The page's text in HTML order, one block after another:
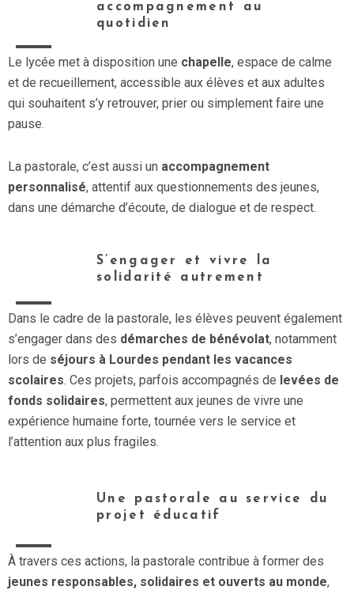
accompagnement au
quotidien
Le lycée met à disposition une chapelle, espace de calme
et de recueillement, accessible aux élèves et aux adultes
qui souhaitent s’y retrouver, prier ou simplement faire une
pause.
La pastorale, c’est aussi un accompagnement
personnalisé, attentif aux questionnements des jeunes,
dans une démarche d’écoute, de dialogue et de respect.
S’engager et vivre la
solidarité autrement
Dans le cadre de la pastorale, les élèves peuvent également
s’engager dans des démarches de bénévolat, notamment
lors de séjours à Lourdes pendant les vacances
scolaires. Ces projets, parfois accompagnés de levées de
fonds solidaires, permettent aux jeunes de vivre une
expérience humaine forte, tournée vers le service et
l’attention aux plus fragiles.
Une pastorale au service du
projet éducatif
À travers ces actions, la pastorale contribue à former des
jeunes responsables, solidaires et ouverts au monde,